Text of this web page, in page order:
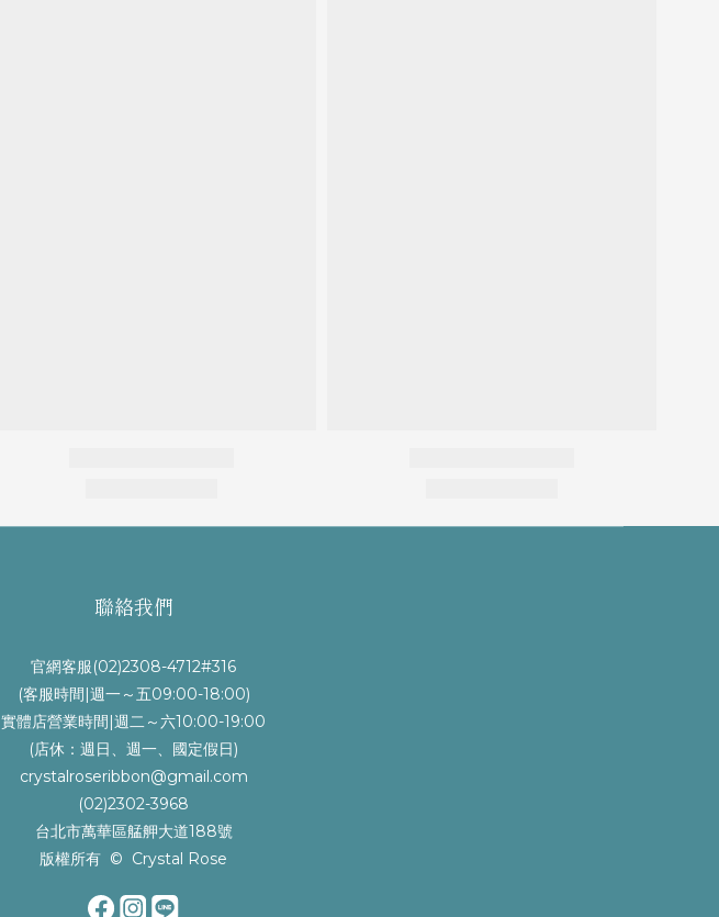
聯絡我們
官網客服(02)2308-4712#316
(客服時間|週一～五09:00-18:00)
實體店營業時間|週二～六10:00-19:00
(店休：週日、週一、國定假日)
crystalroseribbon@gmail.com
(02)2302-3968
台北市萬華區艋舺大道188號
版權所有 © Crystal Rose